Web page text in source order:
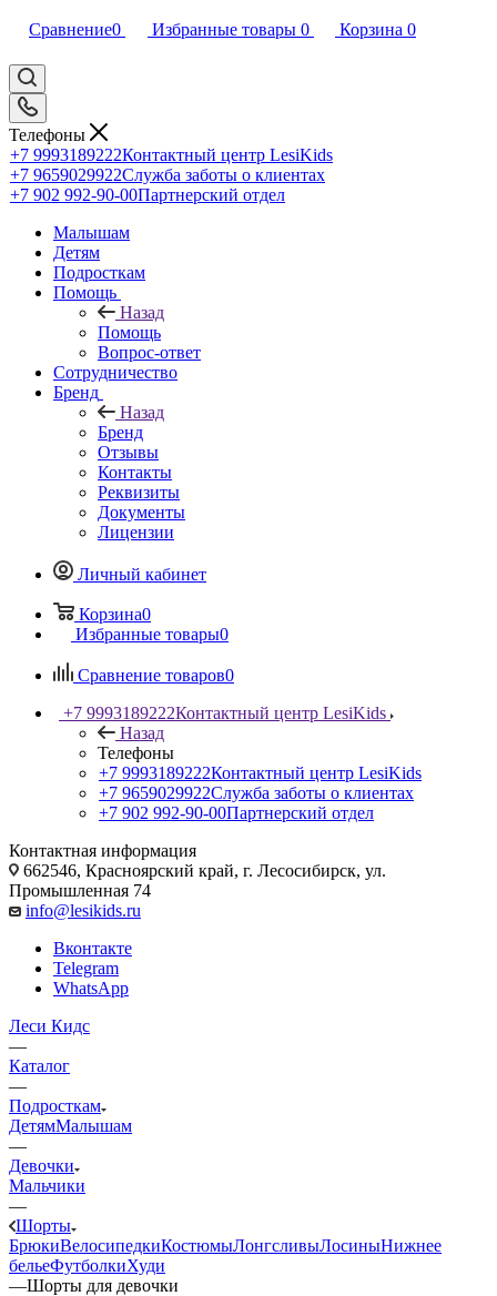
Сравнение0 Избранные товары 0 Корзина 0
Телефоны
+7 9993189222Контактный центр LesiKids
+7 9659029922Служба заботы о клиентах
+7 902 992-90-00Партнерский отдел
Малышам
Детям
Подросткам
Помощь
Назад
Помощь
Вопрос-ответ
Сотрудничество
Бренд
Назад
Бренд
Отзывы
Контакты
Реквизиты
Документы
Лицензии
Личный кабинет
Корзина0
Избранные товары0
Сравнение товаров0
+7 9993189222Контактный центр LesiKids
Назад
Телефоны
+7 9993189222Контактный центр LesiKids
+7 9659029922Служба заботы о клиентах
+7 902 992-90-00Партнерский отдел
Контактная информация
662546, Красноярский край, г. Лесосибирск, ул.
Промышленная 74
info@lesikids.ru
Вконтакте
Telegram
WhatsApp
Леси Кидс
—
Каталог
—
Подросткам
ДетямМалышам
—
Девочки
Мальчики
—
Шорты
БрюкиВелосипедкиКостюмыЛонгсливыЛосиныНижнее
бельеФутболкиХуди
—Шорты для девочки